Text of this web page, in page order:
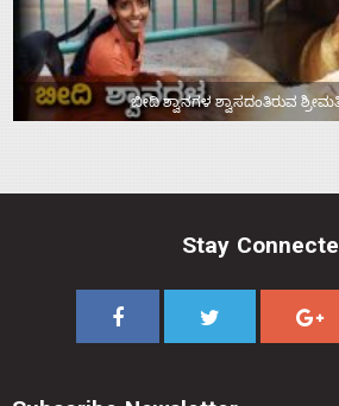
ಬೀದಿ ಶ್ವಾನಗಳ ಶ್ವಾಸದಂತಿರುವ
Stay